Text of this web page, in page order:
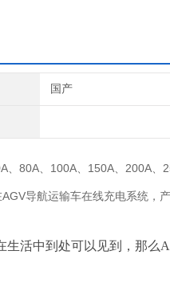
国产
、80A、100A、150A、200A、
导航运输车在线充电系统，
活中到处可以见到，那么